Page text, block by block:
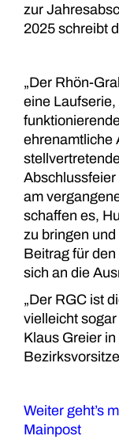
zur
2025 schreibt
„Der Rhön-
eine
ehrenamtliche
am
schaffen es,
zu bringen
Beitrag für
sich an die
„Der RGC ist
vielleicht
Klaus Greier
Weiter geht’s
Mainpost